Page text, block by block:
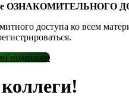
ОЗНАКОМИТЕЛЬНОГО
доступа ко всем
подписки